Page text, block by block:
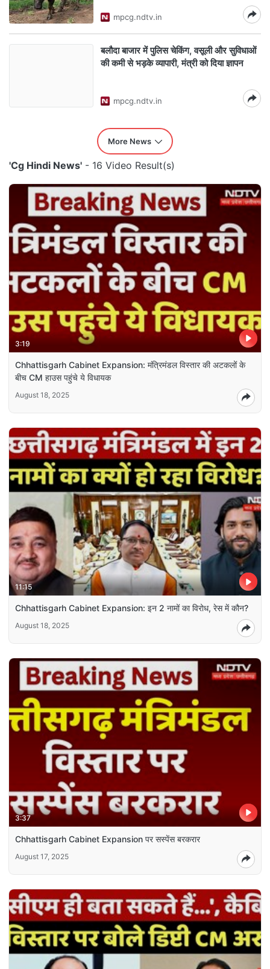
mpcg.ndtv.in
बलौदा बाजार में पुलिस चेकिंग, वसूली और सुविधाओं
की कमी से भड़के व्यापारी, मंत्री को द‍िया ज्ञापन
mpcg.ndtv.in
More News
'Cg Hindi News' - 16 Video Result(s)
3:19
Chhattisgarh Cabinet Expansion: मंत्रिमंडल विस्तार की अटकलों के
बीच CM हाउस पहुंचे ये विधायक
August 18, 2025
11:15
Chhattisgarh Cabinet Expansion: इन 2 नामों का विरोध, रेस में कौन?
August 18, 2025
3:37
Chhattisgarh Cabinet Expansion पर सस्पेंस बरकरार
August 17, 2025